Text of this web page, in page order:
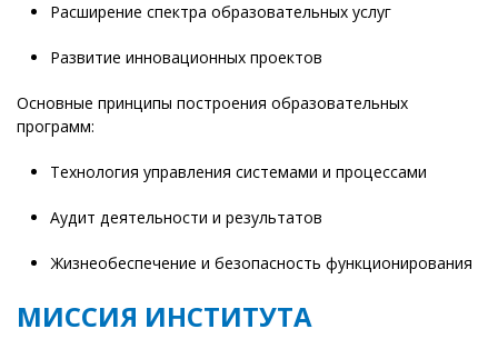
Расширение спектра образовательных услуг
Развитие инновационных проектов
Основные принципы построения образовательных
программ:
Технология управления системами и процессами
Аудит деятельности и результатов
Жизнеобеспечение и безопасность функционирования
МИССИЯ ИНСТИТУТА